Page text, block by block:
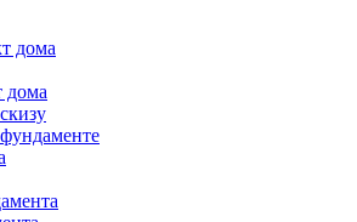
дома
дома